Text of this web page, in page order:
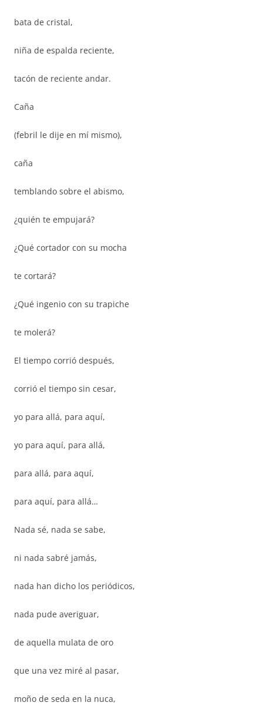
bata de cristal,
niña de espalda reciente,
tacón de reciente andar.
Caña
(febril le dije en mí mismo),
caña
temblando sobre el abismo,
¿quién te empujará?
¿Qué cortador con su mocha
te cortará?
¿Qué ingenio con su trapiche
te molerá?
El tiempo corrió después,
corrió el tiempo sin cesar,
yo para allá, para aquí,
yo para aquí, para allá,
para allá, para aquí,
para aquí, para allá…
Nada sé, nada se sabe,
ni nada sabré jamás,
nada han dicho los periódicos,
nada pude averiguar,
de aquella mulata de oro
que una vez miré al pasar,
moño de seda en la nuca,